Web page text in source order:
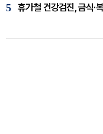
5 휴가철 건강검진, 금식·